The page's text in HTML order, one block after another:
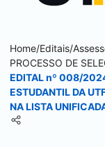
Home/Editais/
PROCESSO DE
EDITAL nº 008/
ESTUDANTIL DA
NA LISTA